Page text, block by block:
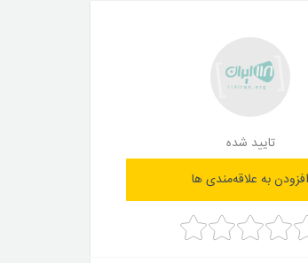
تایید شده
افزودن به علاقه‌مندی ها